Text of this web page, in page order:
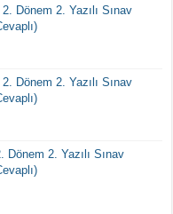
Dönem 2. Yazılı Sınav
Dönem 2. Yazılı Sınav
Dönem 2. Yazılı Sınav